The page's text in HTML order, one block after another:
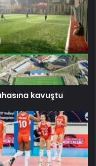
kavuştu